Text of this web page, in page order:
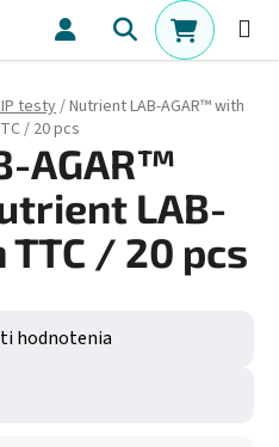
Hľadať
testy/Nutrient LAB-AGAR™ with
/ 20 pcs
AGAR™
LAB-
/ 20 pcs
je 0,0 z 5 hviezdičiek.
hodnotenia